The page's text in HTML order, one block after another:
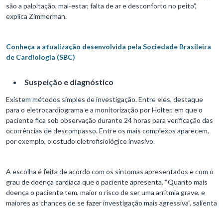
são a palpitação, mal-estar, falta de ar e desconforto no peito”,
explica Zimmerman.
Conheça a atualização desenvolvida pela Sociedade Brasileira
de Cardiologia (SBC)
Suspeição e diagnóstico
Existem métodos simples de investigação. Entre eles, destaque
para o eletrocardiograma e a monitorização por Holter, em que o
paciente fica sob observação durante 24 horas para verificação das
ocorrências de descompasso. Entre os mais complexos aparecem,
por exemplo, o estudo eletrofisiológico invasivo.
A escolha é feita de acordo com os sintomas apresentados e com o
grau de doença cardíaca que o paciente apresenta. “Quanto mais
doença o paciente tem, maior o risco de ser uma arritmia grave, e
maiores as chances de se fazer investigação mais agressiva”, salienta